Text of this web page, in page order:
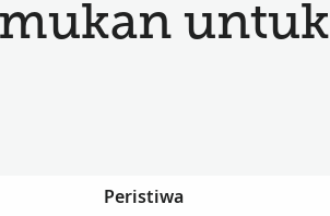
untuk
Peristiwa